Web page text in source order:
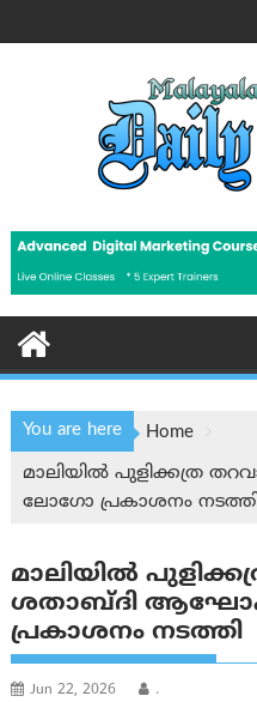
to
You are here
Home
മാലിയിൽ പുളിക്കത്ര
ലോഗോ പ്രകാശനം
മാലിയിൽ
ശതാബ്ദി
പ്രകാശനം നടത്തി
Jun 22, 2026 .